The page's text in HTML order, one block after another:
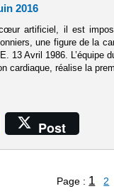
2016
artificiel, il est
une figure de la
13 Avril 1986.
cardiaque, réalise la
Post
Page : 1 2